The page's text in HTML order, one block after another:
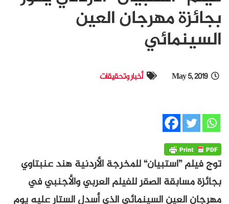
بجائزة مهرجان العين
السينمائي
May 5, 2019 أخبار وتحقيقات
توج فيلم ”استبيان“ للمخرجة الأردنية هند عنبتاوي
بجائزة مسابقة الصقر للفيلم العربي والأجنبي في
مهرجان العين السينمائي الذي أسدل الستار عليه يوم